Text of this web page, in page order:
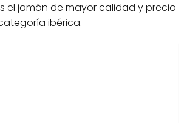
el jamón de mayor calidad y precio
ibérica.